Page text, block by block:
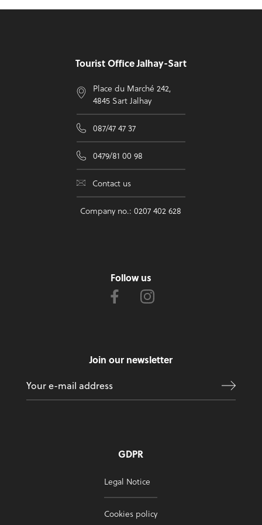
Tourist Office Jalhay-Sart
Place du Marché 242,
4845 Sart Jalhay
087/47 47 37
0479/81 00 98
Contact us
Company no.: 0207 402 628
Follow us
Join our newsletter
GDPR
Legal Notice
Cookies policy